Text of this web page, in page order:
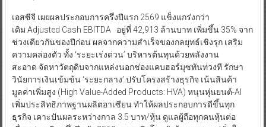
เอสซีจี เผยผลประกอบการครึ่งปีแรก 2569 แข็งแกร่งกว่า
เดิม Adjusted Cash EBITDA อยู่ที่ 42,913 ล้านบาท เพิ่มขึ้น 35% จาก
ช่วงเดียวกันของปีก่อน ผลจากความสำเร็จของกลยุทธ์เชิงรุก เสริม
ความคล่องตัว ทั้ง ‘ระยะเร่งด่วน’ บริหารต้นทุนด้วยพลังงาน
สะอาด จัดหาวัตถุดิบจากแหล่งนอกช่องแคบฮอร์มุซทันท่วงที รักษา
วินัยการเงินเข้มข้น ‘ระยะกลาง’ ปรับโครงสร้างธุรกิจ เน้นสินค้า
มูลค่าเพิ่มสูง (High Value-Added Products: HVA) หนุนหุ่นยนต์-AI
เพิ่มประสิทธิภาพฐานผลิตอาเซียน ทำให้ผลประกอบการดีขึ้นทุก
ธุรกิจ เคาะปันผลระหว่างกาล 3.5 บาท/หุ้น ดูแลผู้ถือทุกคนหุ้นต่อ